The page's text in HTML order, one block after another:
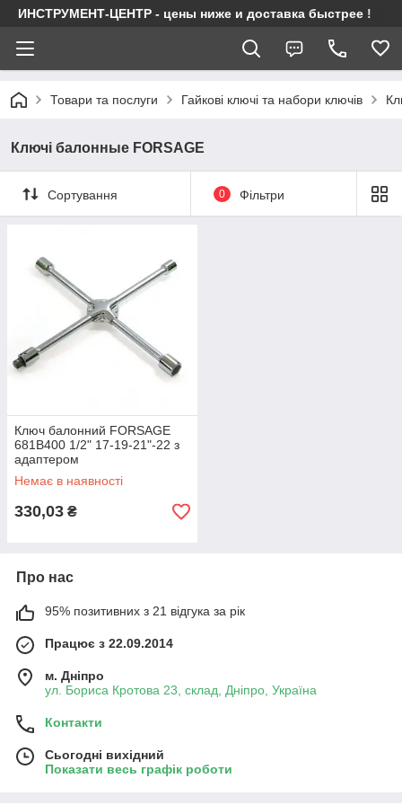
ИНСТРУМЕНТ-ЦЕНТР - цены ниже и доставка быстрее !
Товари та послуги Гайкові ключі та набори ключів
Ключі балонные FORSAGE
Сортування 0 Фільтри
Ключ балонний FORSAGE
681B400 1/2" 17-19-21"-22 з
адаптером
Немає в наявності
330,03 ₴
Про нас
95% позитивних з 21 відгука за рік
Працює з 22.09.2014
м. Дніпро
ул. Бориса Кротова 23, склад, Дніпро, Україна
Контакти
Сьогодні вихідний
Показати весь графік роботи